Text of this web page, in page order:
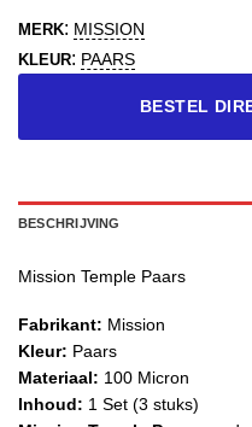
MERK: MISSION
KLEUR: PAARS
BESTEL
BESCHRIJVING
Mission Temple Paars
Fabrikant: Mission
Kleur: Paars
Materiaal: 100 Micron
Inhoud: 1 Set (3 stuks)